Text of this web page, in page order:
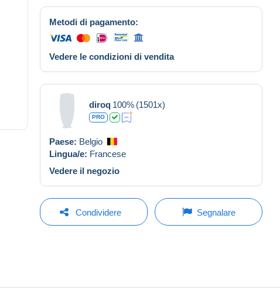
Metodi di pagamento:
Vedere le condizioni di vendita
diroq 100% (1501x)
PRO
Paese: Belgio
Lingua/e: Francese
Vedere il negozio
Condividere Segnalare